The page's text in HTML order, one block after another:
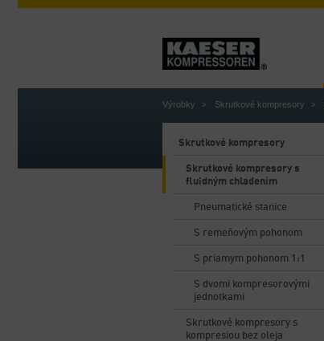
Výrobky Skrutkové kompresory
Skrutkové kompresory
Skrutkové kompresory s
fluidným chladením
Pneumatické stanice
S remeňovým pohonom
S priamym pohonom 1:1
S dvomi kompresorovými
jednotkami
Skrutkové kompresory s
kompresiou bez oleja